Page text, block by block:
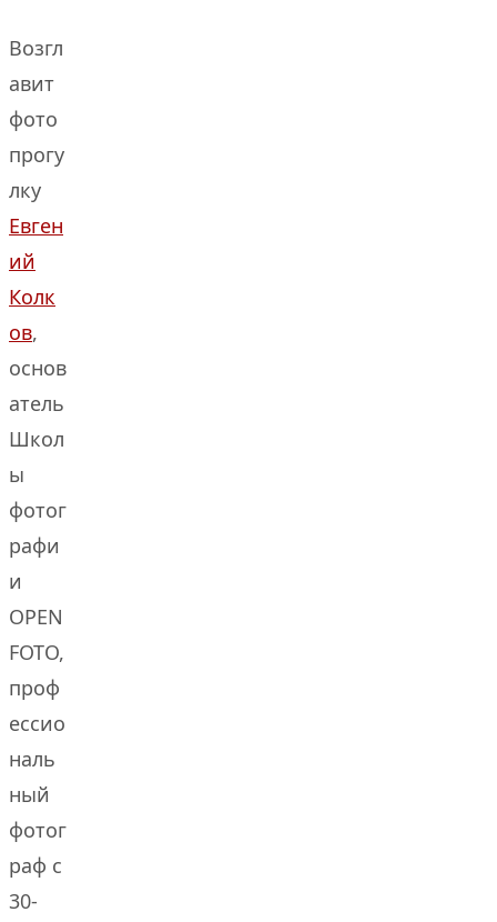
Возгл
авит
фото
прогу
лку
Евген
ий
Колк
ов,
основ
атель
Школ
ы
фотог
рафи
и
OPEN
FOTO,
проф
ессио
наль
ный
фотог
раф с
30-